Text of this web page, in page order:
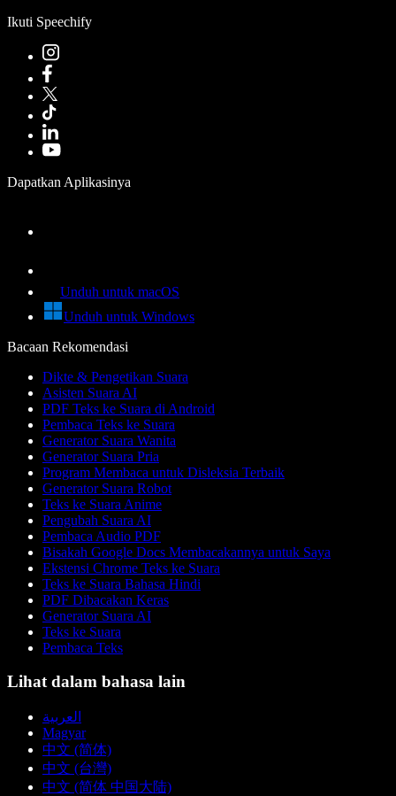
Ikuti Speechify
Dapatkan Aplikasinya
Unduh untuk macOS
Unduh untuk Windows
Bacaan Rekomendasi
Dikte & Pengetikan Suara
Asisten Suara AI
PDF Teks ke Suara di Android
Pembaca Teks ke Suara
Generator Suara Wanita
Generator Suara Pria
Program Membaca untuk Disleksia Terbaik
Generator Suara Robot
Teks ke Suara Anime
Pengubah Suara AI
Pembaca Audio PDF
Bisakah Google Docs Membacakannya untuk Saya
Ekstensi Chrome Teks ke Suara
Teks ke Suara Bahasa Hindi
PDF Dibacakan Keras
Generator Suara AI
Teks ke Suara
Pembaca Teks
Lihat dalam bahasa lain
العربية
Magyar
中文 (简体)
中文 (台灣)
中文 (简体 中国大陆)